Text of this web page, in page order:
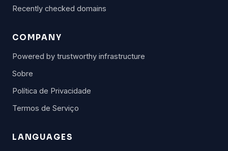
Recently checked domains
COMPANY
Powered by trustworthy infrastructure
Sobre
Política de Privacidade
Termos de Serviço
LANGUAGES